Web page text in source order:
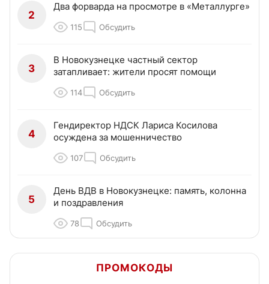
2
Два форварда на просмотре в «Металлурге»
115 Обсудить
3
В Новокузнецке частный сектор
затапливает: жители просят помощи
114 Обсудить
4
Гендиректор НДСК Лариса Косилова
осуждена за мошенничество
107 Обсудить
5
День ВДВ в Новокузнецке: память, колонна
и поздравления
78 Обсудить
ПРОМОКОДЫ